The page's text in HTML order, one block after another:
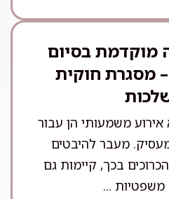
מוקדמת בסיום
מסגרת חוקית
אירוע משמעותי הן עבור
מעבר להיבטים
בכך, קיימות גם
...